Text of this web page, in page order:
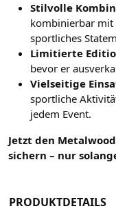
Stilvolle
kombinierbar mit
sportliches
Limitierte
bevor er
Vielseitige
sportliche
jedem Event.
Jetzt den
sichern – nur
PRODUKTDETAILS